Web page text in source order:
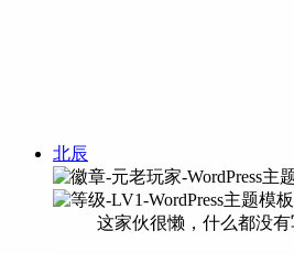
北辰
这家伙很懒，什么都没有